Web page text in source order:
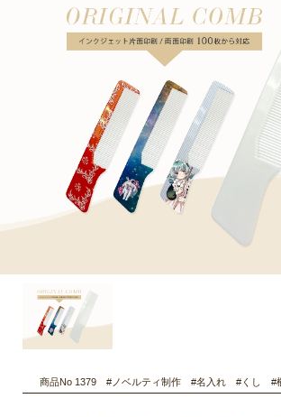
商品No 1379 #ノベルティ制作 #名入れ #くし #